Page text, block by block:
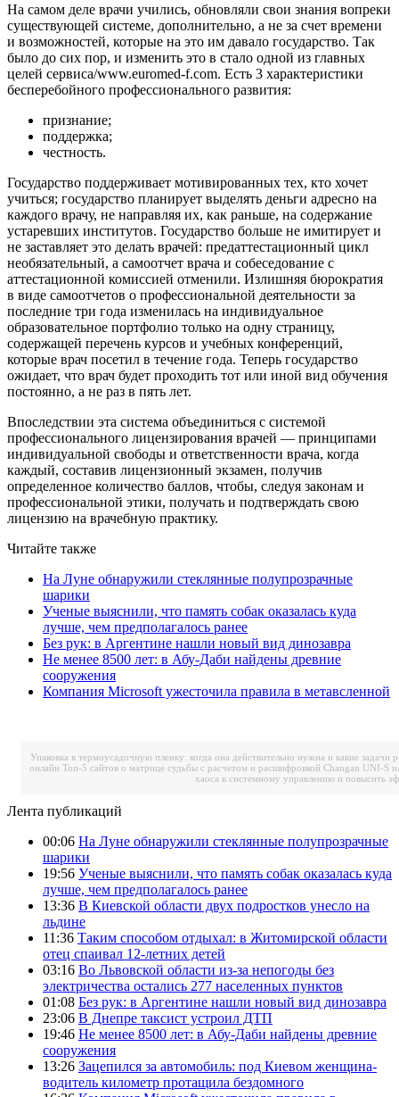
На самом деле врачи учились, обновляли свои знания вопреки
существующей системе, дополнительно, а не за счет времени
и возможностей, которые на это им давало государство. Так
было до сих пор, и изменить это в стало одной из главных
целей сервиса/www.euromed-f.com. Есть 3 характеристики
бесперебойного профессионального развития:
признание;
поддержка;
честность.
Государство поддерживает мотивированных тех, кто хочет
учиться; государство планирует выделять деньги адресно на
каждого врачу, не направляя их, как раньше, на содержание
устаревших институтов. Государство больше не имитирует и
не заставляет это делать врачей: предаттестационный цикл
необязательный, а самоотчет врача и собеседование с
аттестационной комиссией отменили. Излишняя бюрократия
в виде самоотчетов о профессиональной деятельности за
последние три года изменилась на индивидуальное
образовательное портфолио только на одну страницу,
содержащей перечень курсов и учебных конференций,
которые врач посетил в течение года. Теперь государство
ожидает, что врач будет проходить тот или иной вид обучения
постоянно, а не раз в пять лет.
Впоследствии эта система объединиться с системой
профессионального лицензирования врачей — принципами
индивидуальной свободы и ответственности врача, когда
каждый, составив лицензионный экзамен, получив
определенное количество баллов, чтобы, следуя законам и
профессиональной этики, получать и подтверждать свою
лицензию на врачебную практику.
Читайте также
На Луне обнаружили стеклянные полупрозрачные
шарики
Ученые выяснили, что память собак оказалась куда
лучше, чем предполагалось ранее
Без рук: в Аргентине нашли новый вид динозавра
Не менее 8500 лет: в Абу-Даби найдены древние
сооружения
Компания Microsoft ужесточила правила в метавсленной
Упаковка в термоусадочную пленку: когда она действительно нужна и какие задачи
онлайн Топ-5 сайтов о матрице судьбы с расчетом и расшифровкой Changan UNI-S
хаоса к системному управлению и повысить
Лента публикаций
00:06 На Луне обнаружили стеклянные полупрозрачные
шарики
19:56 Ученые выяснили, что память собак оказалась куда
лучше, чем предполагалось ранее
13:36 В Киевской области двух подростков унесло на
льдине
11:36 Таким способом отдыхал: в Житомирской области
отец спаивал 12-летних детей
03:16 Во Львовской области из-за непогоды без
электричества остались 277 населенных пунктов
01:08 Без рук: в Аргентине нашли новый вид динозавра
23:06 В Днепре таксист устроил ДТП
19:46 Не менее 8500 лет: в Абу-Даби найдены древние
сооружения
13:26 Зацепился за автомобиль: под Киевом женщина-
водитель километр протащила бездомного